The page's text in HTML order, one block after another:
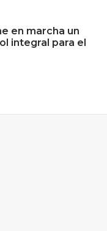
en marcha un
integral para el